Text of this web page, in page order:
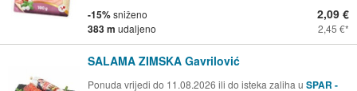
-15%sniženo
383 m udaljeno
2,09 €
2,45 €
SALAMA ZIMSKA Gavrilović
Ponuda vrijedi do 11.08.2026 ili do isteka zaliha u SPAR -